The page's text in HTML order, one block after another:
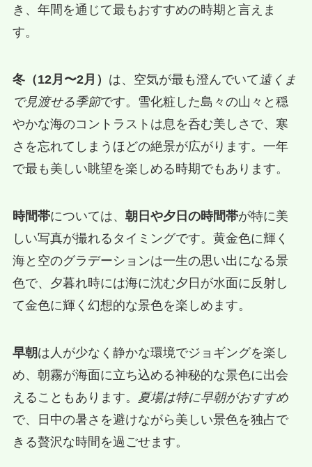
き、年間を通じて最もおすすめの時期と言えま
す。
冬（12月〜2月） は、空気が最も澄んでいて遠くま
で見渡せる季節です。雪化粧した島々の山々と穏
やかな海のコントラストは息を呑む美しさで、寒
さを忘れてしまうほどの絶景が広がります。一年
で最も美しい眺望を楽しめる時期でもあります。
時間帯については、 朝日や夕日の時間帯が特に美
しい写真が撮れるタイミングです。黄金色に輝く
海と空のグラデーションは一生の思い出になる景
色で、夕暮れ時には海に沈む夕日が水面に反射し
て金色に輝く幻想的な景色を楽しめます。
早朝は人が少なく静かな環境でジョギングを楽し
め、朝霧が海面に立ち込める神秘的な景色に出会
えることもあります。 夏場は特に早朝がおすすめ
で、日中の暑さを避けながら美しい景色を独占で
きる贅沢な時間を過ごせます。